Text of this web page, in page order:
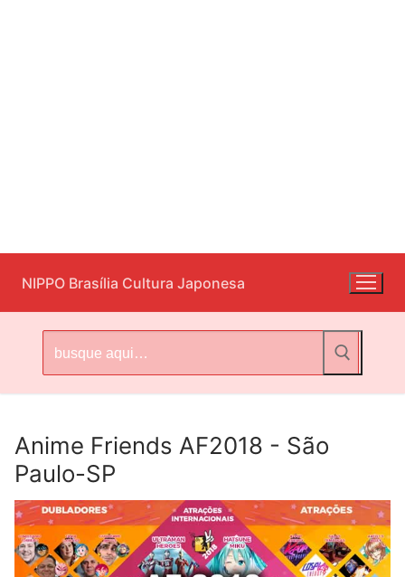
para
o
conteúdo
NIPPO Brasília Cultura Japonesa
por:
Anime Friends AF2018 - São
Paulo-SP